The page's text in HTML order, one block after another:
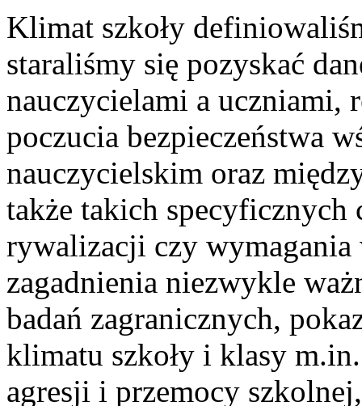
Klimat szkoły
staraliśmy się pozyskać
nauczycielami a uczniami,
poczucia bezpieczeństwa
nauczycielskim oraz
także takich specyficznych
rywalizacji czy wymagania
zagadnienia niezwykle
badań zagranicznych,
klimatu szkoły i klasy
agresji i przemocy